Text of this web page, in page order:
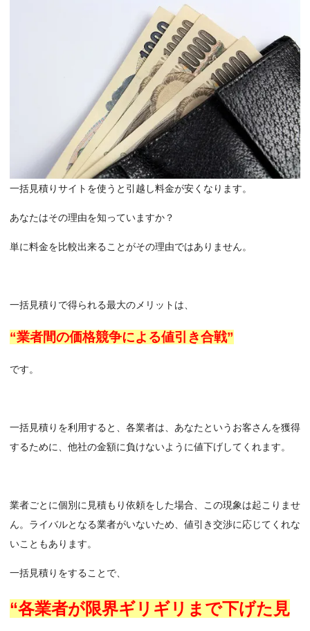
一括見積りサイトを使うと引越し料金が安くなります。
あなたはその理由を知っていますか？
単に料金を比較出来ることがその理由ではありません。
一括見積りで得られる最大のメリットは、
“業者間の価格競争による値引き合戦”
です。
一括見積りを利用すると、各業者は、あなたというお客さんを獲得
するために、他社の金額に負けないように値下げしてくれます。
業者ごとに個別に見積もり依頼をした場合、この現象は起こりませ
ん。ライバルとなる業者がいないため、値引き交渉に応じてくれな
いこともあります。
一括見積りをすることで、
“各業者が限界ギリギリまで下げた見